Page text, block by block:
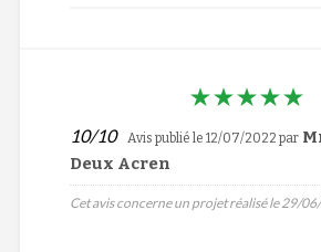
10/10 Avis publié le 12/07/2022 par
Deux Acren
Cet avis concerne un projet réalisé le 29/